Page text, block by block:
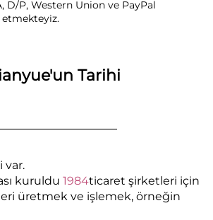
D/P, Western Union ve PayPal
Tarihi
var.
kuruldu 1984ticaret şirketleri için
üretmek ve işlemek, örneğin